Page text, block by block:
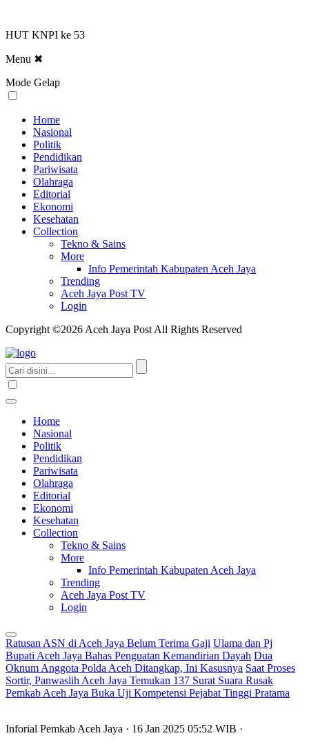
HUT KNPI ke 53
Menu ✖
Mode Gelap
Home
Nasional
Politik
Pendidikan
Pariwisata
Olahraga
Editorial
Ekonomi
Kesehatan
Collection
Tekno & Sains
More
Info Pemerintah Kabupaten Aceh Jaya
Trending
Aceh Jaya Post TV
Login
Copyright ©2026 Aceh Jaya Post All Rights Reserved
Home
Nasional
Politik
Pendidikan
Pariwisata
Olahraga
Editorial
Ekonomi
Kesehatan
Collection
Tekno & Sains
More
Info Pemerintah Kabupaten Aceh Jaya
Trending
Aceh Jaya Post TV
Login
Ratusan ASN di Aceh Jaya Belum Terima Gaji Ulama dan Pj
Bupati Aceh Jaya Bahas Penguatan Kemandirian Dayah Dua
Oknum Anggota Polda Aceh Ditangkap, Ini Kasusnya Saat Proses
Sortir, Panwaslih Aceh Jaya Temukan 137 Surat Suara Rusak
Pemkab Aceh Jaya Buka Uji Kompetensi Pejabat Tinggi Pratama
Inforial Pemkab Aceh Jaya · 16 Jan 2025 05:52 WIB ·